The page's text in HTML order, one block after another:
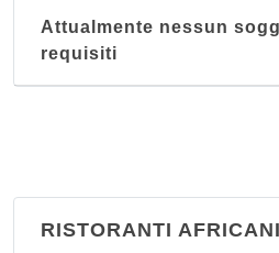
Attualmente nessun
requisiti
RISTORANTI AFRICANI